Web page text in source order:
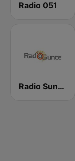
Radio 051
Radio Sunce